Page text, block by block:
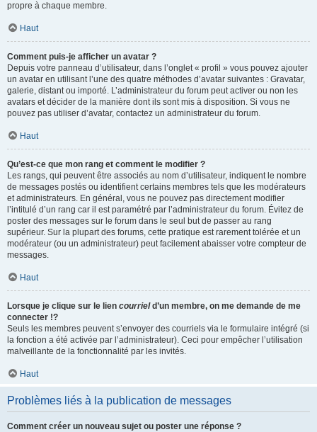
propre à chaque membre.
Haut
Comment puis-je afficher un avatar ?
Depuis votre panneau d’utilisateur, dans l’onglet « profil » vous pouvez ajouter
un avatar en utilisant l’une des quatre méthodes d’avatar suivantes : Gravatar,
galerie, distant ou importé. L’administrateur du forum peut activer ou non les
avatars et décider de la manière dont ils sont mis à disposition. Si vous ne
pouvez pas utiliser d’avatar, contactez un administrateur du forum.
Haut
Qu’est-ce que mon rang et comment le modifier ?
Les rangs, qui peuvent être associés au nom d’utilisateur, indiquent le nombre
de messages postés ou identifient certains membres tels que les modérateurs
et administrateurs. En général, vous ne pouvez pas directement modifier
l’intitulé d’un rang car il est paramétré par l’administrateur du forum. Évitez de
poster des messages sur le forum dans le seul but de passer au rang
supérieur. Sur la plupart des forums, cette pratique est rarement tolérée et un
modérateur (ou un administrateur) peut facilement abaisser votre compteur de
messages.
Haut
Lorsque je clique sur le lien courrield’un membre, on me demande de me
connecter !?
Seuls les membres peuvent s’envoyer des courriels via le formulaire intégré (si
la fonction a été activée par l’administrateur). Ceci pour empêcher l’utilisation
malveillante de la fonctionnalité par les invités.
Haut
Problèmes liés à la publication de messages
Comment créer un nouveau sujet ou poster une réponse ?